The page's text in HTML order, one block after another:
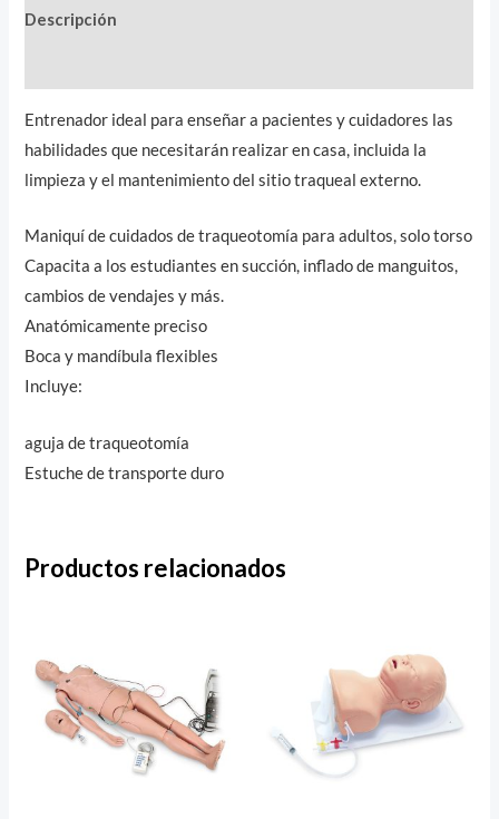
Descripción
Entrenador ideal para enseñar a pacientes y cuidadores las
habilidades que necesitarán realizar en casa, incluida la
limpieza y el mantenimiento del sitio traqueal externo.
Maniquí de cuidados de traqueotomía para adultos, solo torso
Capacita a los estudiantes en succión, inflado de manguitos,
cambios de vendajes y más.
Anatómicamente preciso
Boca y mandíbula flexibles
Incluye:
aguja de traqueotomía
Estuche de transporte duro
Productos relacionados